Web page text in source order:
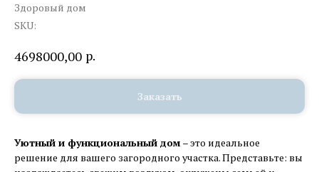
Здоровый дом
SKU:
4698000,00 р.
Заказать
Уютный и функциональный дом– это идеальное
решение для вашего загородного участка. Представьте: вы